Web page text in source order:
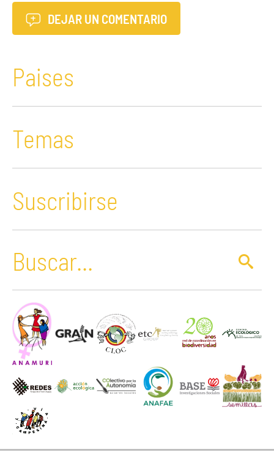
DEJAR UN COMENTARIO
Paises
Temas
Suscribirse